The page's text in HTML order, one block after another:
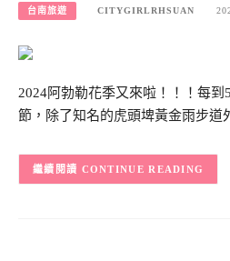
台南旅遊 CITYGIRLRHSUAN
2024阿勃勒花季又來啦！！！每
節，除了知名的虎頭埤黃金雨步
CONTINUE READING